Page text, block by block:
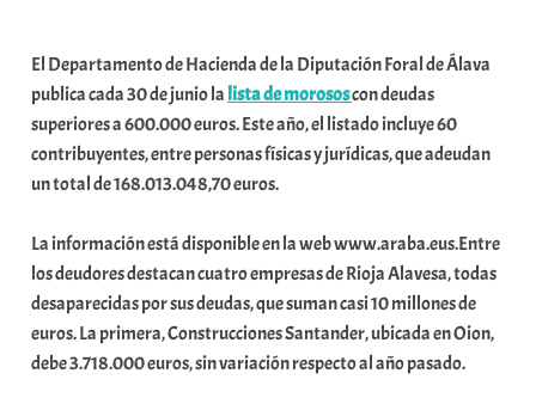
a
r
E
r
r
o
x
a
K
o
El Departamento de Hacienda de la Diputación Foral de Álava
publica cada 30 de junio la lista de morososcon deudas
superiores a 600.000 euros. Este año, el listado incluye 60
contribuyentes, entre personas físicas y jurídicas, que adeudan
un total de 168.013.048,70 euros.
La información está disponible en la web www.araba.eus.Entre
los deudores destacan cuatro empresas de Rioja Alavesa, todas
desaparecidas por sus deudas, que suman casi 10 millones de
euros. La primera, Construcciones Santander, ubicada en Oion,
debe 3.718.000 euros, sin variación respecto al año pasado.